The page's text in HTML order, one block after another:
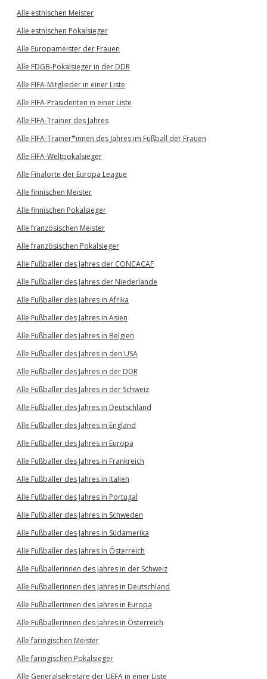
Alle estnischen Meister
Alle estnischen Pokalsieger
Alle Europameister der Frauen
Alle FDGB-Pokalsieger in der DDR
Alle FIFA-Mitglieder in einer Liste
Alle FIFA-Präsidenten in einer Liste
Alle FIFA-Trainer des Jahres
Alle FIFA-Trainer*innen des Jahres im Fußball der Frauen
Alle FIFA-Weltpokalsieger
Alle Finalorte der Europa League
Alle finnischen Meister
Alle finnischen Pokalsieger
Alle französischen Meister
Alle französischen Pokalsieger
Alle Fußballer des Jahres der CONCACAF
Alle Fußballer des Jahres der Niederlande
Alle Fußballer des Jahres in Afrika
Alle Fußballer des Jahres in Asien
Alle Fußballer des Jahres in Belgien
Alle Fußballer des Jahres in den USA
Alle Fußballer des Jahres in der DDR
Alle Fußballer des Jahres in der Schweiz
Alle Fußballer des Jahres in Deutschland
Alle Fußballer des Jahres in England
Alle Fußballer des Jahres in Europa
Alle Fußballer des Jahres in Frankreich
Alle Fußballer des Jahres in Italien
Alle Fußballer des Jahres in Portugal
Alle Fußballer des Jahres in Schweden
Alle Fußballer des Jahres in Südamerika
Alle Fußballer des Jahres in Österreich
Alle Fußballerinnen des Jahres in der Schweiz
Alle Fußballerinnen des Jahres in Deutschland
Alle Fußballerinnen des Jahres in Europa
Alle Fußballerinnen des Jahres in Österreich
Alle färingischen Meister
Alle färingischen Pokalsieger
Alle Generalsekretäre der UEFA in einer Liste